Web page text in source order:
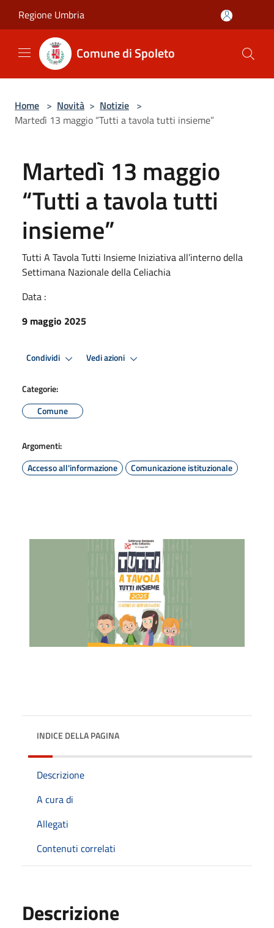
Regione Umbria
Comune di Spoleto
Home > Novità > Notizie >
Martedì 13 maggio “Tutti a tavola tutti insieme”
Martedì 13 maggio
“Tutti a tavola tutti
insieme”
Tutti A Tavola Tutti Insieme Iniziativa all’interno della
Settimana Nazionale della Celiachia
Data :
9 maggio 2025
Condividi Vedi azioni
Categorie:
Comune
Argomenti:
Accesso all'informazione
Comunicazione istituzionale
INDICE DELLA PAGINA
Descrizione
A cura di
Allegati
Contenuti correlati
Descrizione